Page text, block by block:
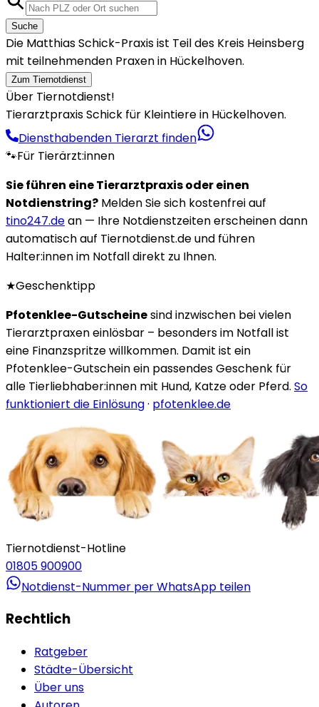
Suche
Die Matthias Schick-Praxis ist Teil des Kreis Heinsberg
mit teilnehmenden Praxen in Hückelhoven.
Zum Tiernotdienst
Über Tiernotdienst!
Tierarztpraxis Schick für Kleintiere in Hückelhoven.
Diensthabenden Tierarzt finden
🐾Für Tierärzt:innen
Sie führen eine Tierarztpraxis oder einen
Notdienstring? Melden Sie sich kostenfrei auf
tino247.dean — Ihre Notdienstzeiten erscheinen dann
automatisch auf Tiernotdienst.de und führen
Halter:innen im Notfall direkt zu Ihnen.
★Geschenktipp
Pfotenklee-Gutscheinesind inzwischen bei vielen
Tierarztpraxen einlösbar – besonders im Notfall ist
eine Finanzspritze willkommen. Damit ist ein
Pfotenklee-Gutschein ein passendes Geschenk für
alle Tierliebhaber:innen mit Hund, Katze oder Pferd. So
funktioniert die Einlösung· pfotenklee.de
Tiernotdienst-Hotline
01805 900900
Notdienst-Nummer per WhatsApp teilen
Rechtlich
Ratgeber
Städte-Übersicht
Über uns